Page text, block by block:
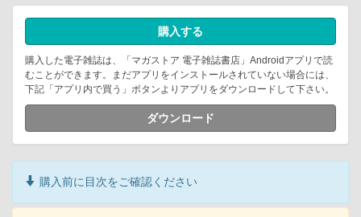
購入する
購入した電子雑誌は、「マガストア 電子雑誌書店」Androidアプリで読
むことができます。まだアプリをインストールされていない場合には、
下記「アプリ内で買う」ボタンよりアプリをダウンロードして下さい。
ダウンロード
購入前に目次をご確認ください